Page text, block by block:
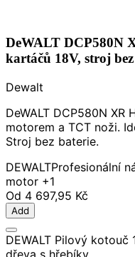
DeWALT DCP580N
kartáčů 18V, stroj
Dewalt
DeWALT DCP580N
motorem a TCT noži.
Stroj bez baterie.
DEWALTProfesionální
motor +1
Od 4 697,95 Kč
Add
DEWALT Pilový
dřeva s hřebíky